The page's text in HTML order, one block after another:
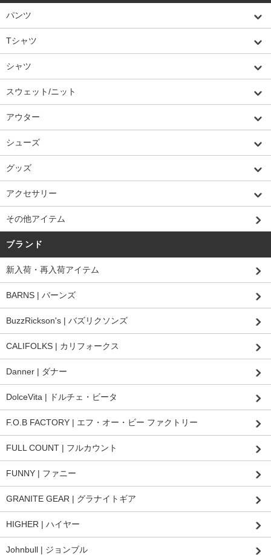
パンツ
Tシャツ
シャツ
スウェット/ニット
アウター
シューズ
グッズ
アクセサリー
その他アイテム
ブランド
新入荷・再入荷アイテム
BARNS | バーンズ
BuzzRickson's | バズリクソンズ
CALIFOLKS | カリフォークス
Danner | ダナー
DolceVita | ドルチェ・ビータ
F.O.B FACTORY | エフ・オー・ビー ファクトリー
FULL COUNT | フルカウント
FUNNY | ファニー
GRANITE GEAR | グラナイトギア
HIGHER | ハイヤー
Johnbull | ジョンブル